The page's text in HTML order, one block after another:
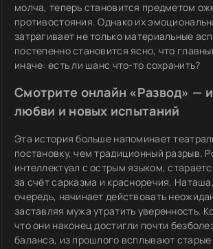
молча, теперь становится предметом
противостояния. Однако их
затрагивает не только материальные
постепенно становится ясно, что
иначе: есть ли шанс что-то сохранить?
Смотрите онлайн «Развод» —
любви и новых испытаний
Эта история больше напоминает
постановку, чем традиционный разрыв.
интеллектуал с острым языком,
за счёт сарказма и красноречия.
очередь, начинает действовать
заставляя мужа утратить уверенность.
что они наконец достигли почти
баланса, из прошлого всплывают старые